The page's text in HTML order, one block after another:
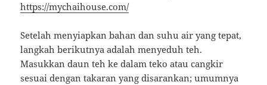
https://mychaihouse.com/
Setelah menyiapkan bahan dan suhu air yang tepat,
langkah berikutnya adalah menyeduh teh.
Masukkan daun teh ke dalam teko atau cangkir
sesuai dengan takaran yang disarankan; umumnya